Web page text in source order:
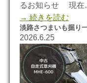
るお知らせ 現
→ 続きを読む
淡路さつまいも掘り
2026.6.25